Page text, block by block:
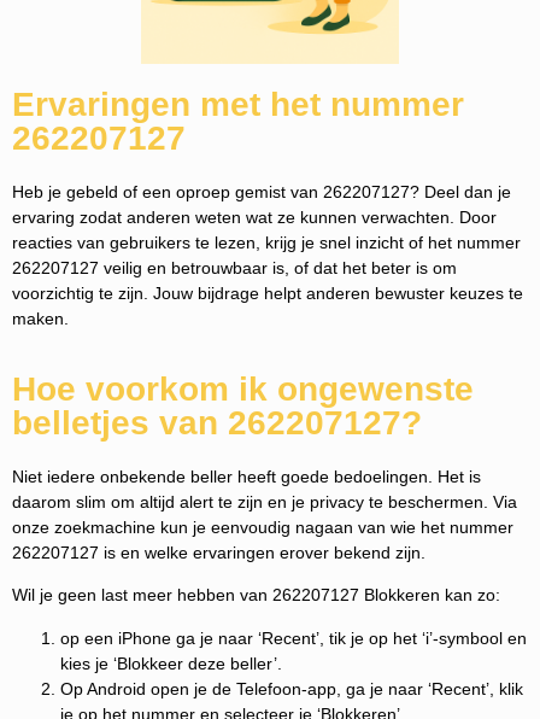
Ervaringen met het nummer
262207127
Heb je gebeld of een oproep gemist van 262207127? Deel dan je
ervaring zodat anderen weten wat ze kunnen verwachten. Door
reacties van gebruikers te lezen, krijg je snel inzicht of het nummer
262207127 veilig en betrouwbaar is, of dat het beter is om
voorzichtig te zijn. Jouw bijdrage helpt anderen bewuster keuzes te
maken.
Hoe voorkom ik ongewenste
belletjes van 262207127?
Niet iedere onbekende beller heeft goede bedoelingen. Het is
daarom slim om altijd alert te zijn en je privacy te beschermen. Via
onze zoekmachine kun je eenvoudig nagaan van wie het nummer
262207127 is en welke ervaringen erover bekend zijn.
Wil je geen last meer hebben van 262207127 Blokkeren kan zo:
op een iPhone ga je naar ‘Recent’, tik je op het ‘i’-symbool en
kies je ‘Blokkeer deze beller’.
Op Android open je de Telefoon-app, ga je naar ‘Recent’, klik
je op het nummer en selecteer je ‘Blokkeren’.